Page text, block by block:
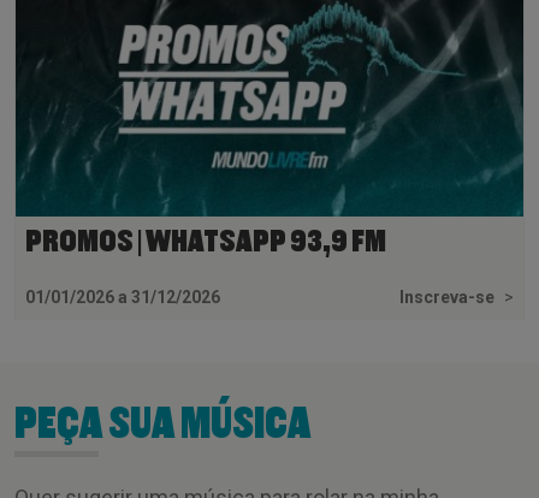
PROMOS | WHATSAPP 93,9 FM
01/01/2026 a 31/12/2026 Inscreva-se >
PEÇA SUA MÚSICA